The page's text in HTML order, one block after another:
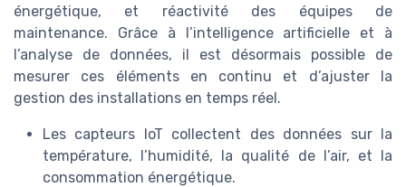
énergétique, et réactivité des équipes de
maintenance. Grâce à l’intelligence artificielle et à
l’analyse de données, il est désormais possible de
mesurer ces éléments en continu et d’ajuster la
gestion des installations en temps réel.
Les capteurs IoT collectent des données sur la
température, l’humidité, la qualité de l’air, et la
consommation énergétique.